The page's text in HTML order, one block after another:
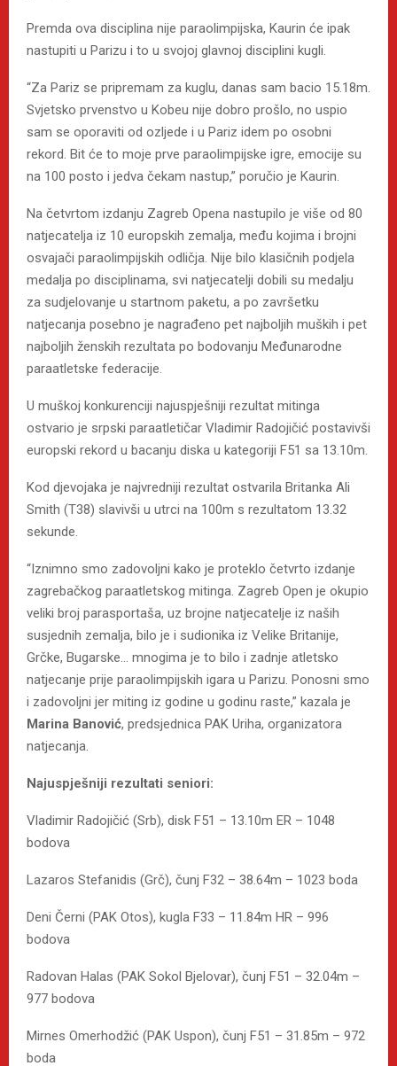
Premda ova disciplina nije paraolimpijska, Kaurin će ipak
nastupiti u Parizu i to u svojoj glavnoj disciplini kugli.
“Za Pariz se pripremam za kuglu, danas sam bacio 15.18m.
Svjetsko prvenstvo u Kobeu nije dobro prošlo, no uspio
sam se oporaviti od ozljede i u Pariz idem po osobni
rekord. Bit će to moje prve paraolimpijske igre, emocije su
na 100 posto i jedva čekam nastup,” poručio je Kaurin.
Na četvrtom izdanju Zagreb Opena nastupilo je više od 80
natjecatelja iz 10 europskih zemalja, među kojima i brojni
osvajači paraolimpijskih odličja. Nije bilo klasičnih podjela
medalja po disciplinama, svi natjecatelji dobili su medalju
za sudjelovanje u startnom paketu, a po završetku
natjecanja posebno je nagrađeno pet najboljih muških i pet
najboljih ženskih rezultata po bodovanju Međunarodne
paraatletske federacije.
U muškoj konkurenciji najuspješniji rezultat mitinga
ostvario je srpski paraatletičar Vladimir Radojičić postavivši
europski rekord u bacanju diska u kategoriji F51 sa 13.10m.
Kod djevojaka je najvredniji rezultat ostvarila Britanka Ali
Smith (T38) slavivši u utrci na 100m s rezultatom 13.32
sekunde.
“Iznimno smo zadovoljni kako je proteklo četvrto izdanje
zagrebačkog paraatletskog mitinga. Zagreb Open je okupio
veliki broj parasportaša, uz brojne natjecatelje iz naših
susjednih zemalja, bilo je i sudionika iz Velike Britanije,
Grčke, Bugarske… mnogima je to bilo i zadnje atletsko
natjecanje prije paraolimpijskih igara u Parizu. Ponosni smo
i zadovoljni jer miting iz godine u godinu raste,” kazala je
Marina Banović, predsjednica PAK Uriha, organizatora
natjecanja.
Najuspješniji rezultati seniori:
Vladimir Radojičić (Srb), disk F51 – 13.10m ER – 1048
bodova
Lazaros Stefanidis (Grč), čunj F32 – 38.64m – 1023 boda
Deni Černi (PAK Otos), kugla F33 – 11.84m HR – 996
bodova
Radovan Halas (PAK Sokol Bjelovar), čunj F51 – 32.04m –
977 bodova
Mirnes Omerhodžić (PAK Uspon), čunj F51 – 31.85m – 972
boda